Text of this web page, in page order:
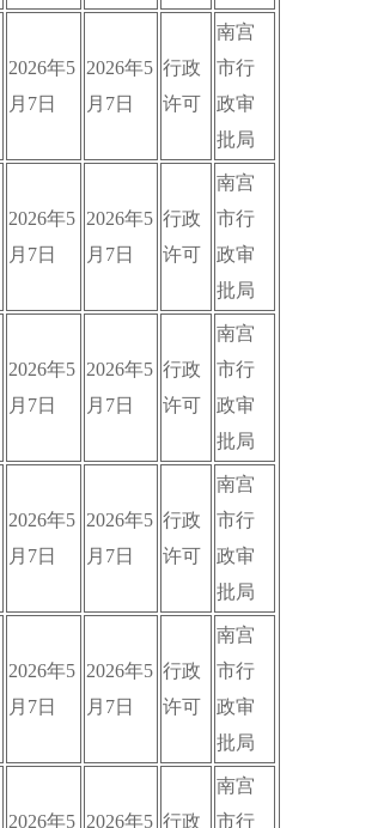
2026年5
月7日
2026年5
月7日
行政
许可
南宫
市行
政审
批局
2026年5
月7日
2026年5
月7日
行政
许可
南宫
市行
政审
批局
2026年5
月7日
2026年5
月7日
行政
许可
南宫
市行
政审
批局
2026年5
月7日
2026年5
月7日
行政
许可
南宫
市行
政审
批局
2026年5
月7日
2026年5
月7日
行政
许可
南宫
市行
政审
批局
2026年5 2026年5 行政
南宫
市行